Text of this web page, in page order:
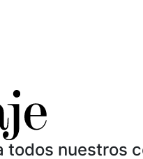
todos nuestros